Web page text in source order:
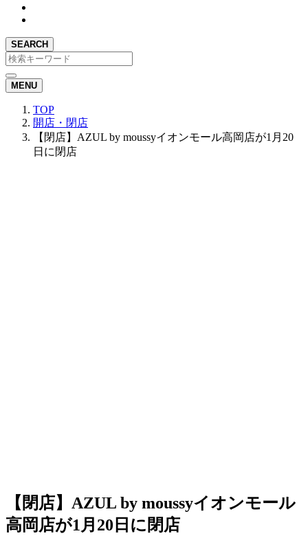
SEARCH
MENU
TOP
開店・閉店
【閉店】AZUL by moussyイオンモール高岡店が1月20
日に閉店
【閉店】AZUL by moussyイオンモール
高岡店が1月20日に閉店